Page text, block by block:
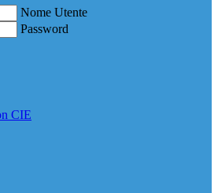
Nome Utente
Password
CIE